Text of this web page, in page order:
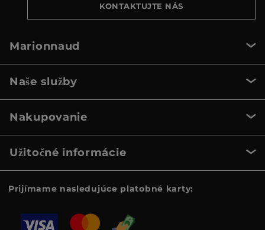
KONTAKTUJTE NÁS
Marionnaud
Naše služby
Nakupovanie
Užitočné informácie
Prijímame nasledujúce platobné karty: